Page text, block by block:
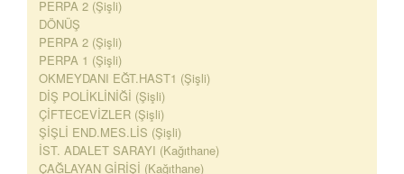
PERPA 2 (Şişli)
DÖNÜŞ
PERPA 2 (Şişli)
PERPA 1 (Şişli)
OKMEYDANI EĞT.HAST1 (Şişli)
DİŞ POLİKLİNİĞİ (Şişli)
ÇİFTECEVİZLER (Şişli)
ŞİŞLİ END.MES.LİS (Şişli)
İST. ADALET SARAYI (Kağıthane)
ÇAĞLAYAN GİRİŞİ (Kağıthane)